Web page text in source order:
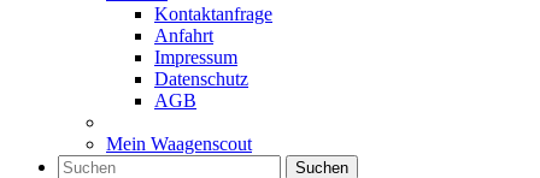
Kontaktanfrage
Anfahrt
Impressum
Datenschutz
AGB
Mein Waagenscout
Suchen